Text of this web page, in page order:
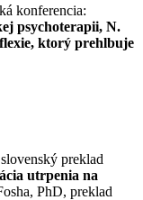
konferencia:
psychoterapii, N.
ktorý prehlbuje
preklad
utrpenia na
PhD, preklad